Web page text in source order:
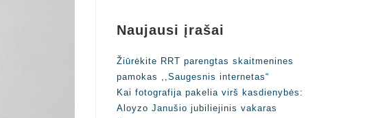
Naujausi įrašai
Žiūrėkite RRT parengtas skaitmenines
pamokas ,,Saugesnis internetas“
Kai fotografija pakelia virš kasdienybės:
Aloyzo Janušio jubiliejinis vakaras